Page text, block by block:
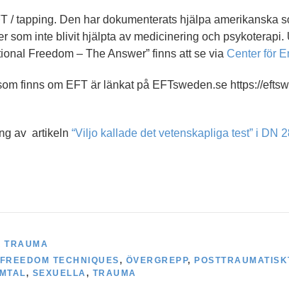
/ tapping. Den har dokumenterats hjälpa amerikanska
som inte blivit hjälpta av medicinering och
Freedom – The Answer” finns att se via Center för
finns om EFT är länkat på EFTsweden.se https://
av artikeln “Viljo kallade det vetenskapliga test” i DN
TRAUMA
TECHNIQUES, ÖVERGREPP,
, SEXUELLA, TRAUMA